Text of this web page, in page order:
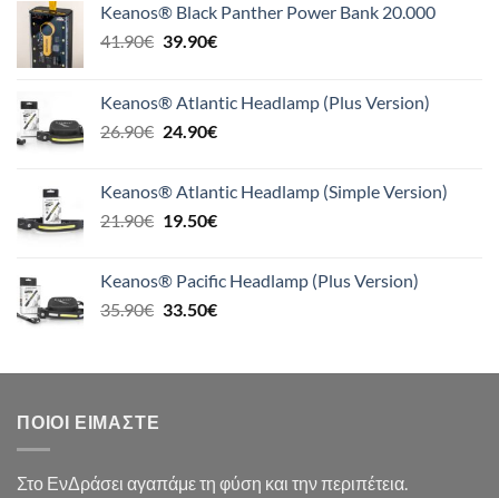
Keanos® Black Panther Power Bank 20.000
41.90€ Original
41.90€.
39.90€Η
είναι:
39.90€.
Keanos® Atlantic Headlamp (Plus Version)
26.90€ Original
26.90€.
24.90€Η
είναι:
24.90€.
Keanos® Atlantic Headlamp (Simple Version)
21.90€ Original
21.90€.
19.50€Η
είναι:
19.50€.
Keanos® Pacific Headlamp (Plus Version)
35.90€ Original
35.90€.
33.50€Η
είναι:
ΠΟΙΟΙ ΕΊΜΑΣΤΕ
Στο ΕνΔράσει αγαπάμε τη φύση και την περιπέτεια.